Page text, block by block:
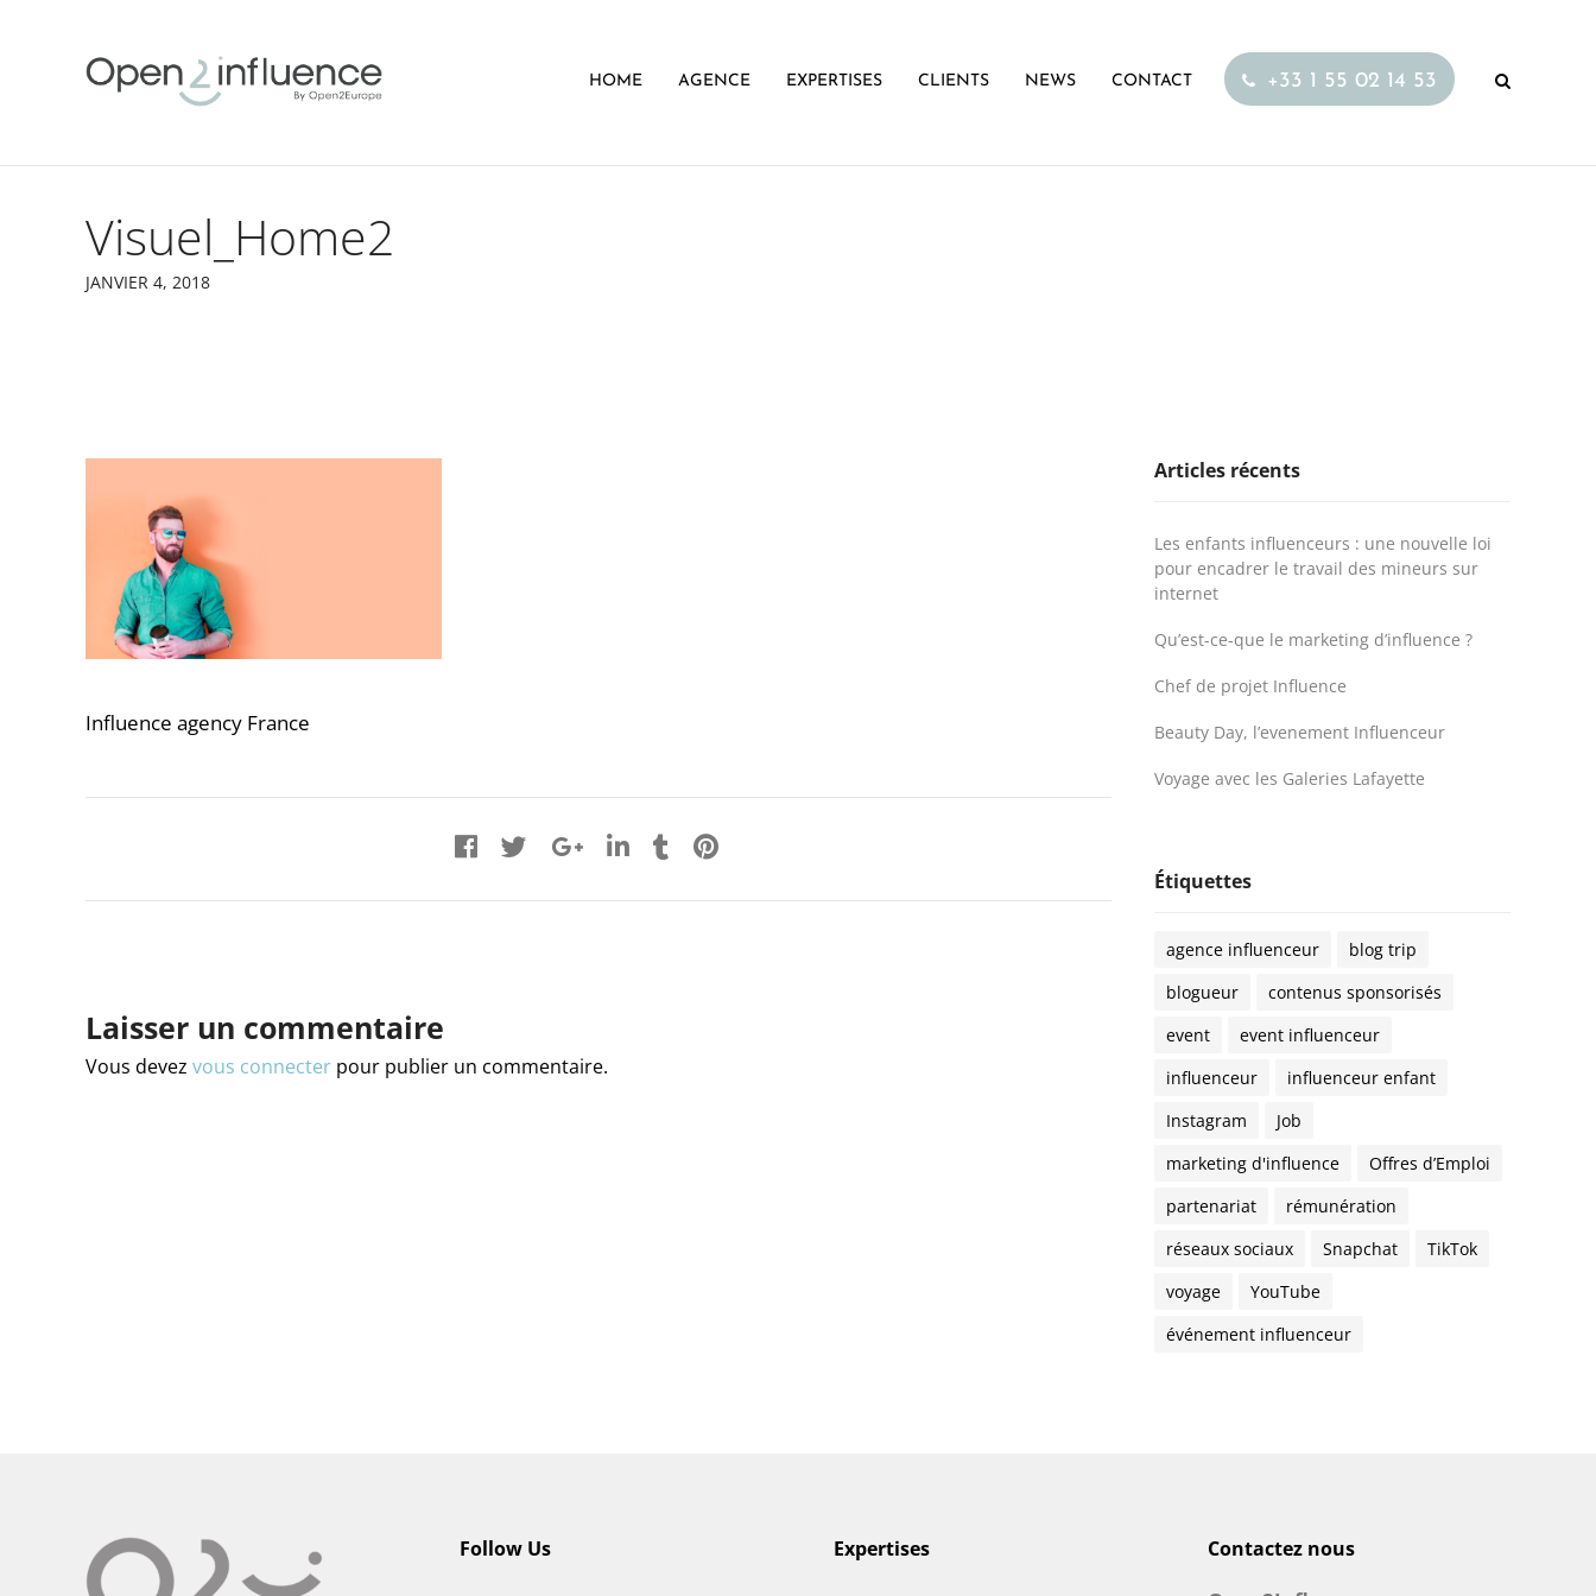
HOME AGENCE EXPERTISES CLIENTS NEWS CONTACT +33 1 55 02 14 53
Visuel_Home2
JANVIER 4, 2018
Influence agency France
Laisser un commentaire
Vous devez vous connecter pour publier un commentaire.
Articles récents
Les enfants influenceurs : une nouvelle loi
pour encadrer le travail des mineurs sur
internet
Qu’est-ce-que le marketing d’influence ?
Chef de projet Influence
Beauty Day, l’evenement Influenceur
Voyage avec les Galeries Lafayette
Étiquettes
agence influenceur
blog trip
blogueur
contenus sponsorisés
event
event influenceur
influenceur
influenceur enfant
Instagram
Job
marketing d'influence
Offres d’Emploi
partenariat
rémunération
réseaux sociaux
Snapchat
TikTok
voyage
YouTube
événement influenceur
Follow Us Expertises Contactez nous